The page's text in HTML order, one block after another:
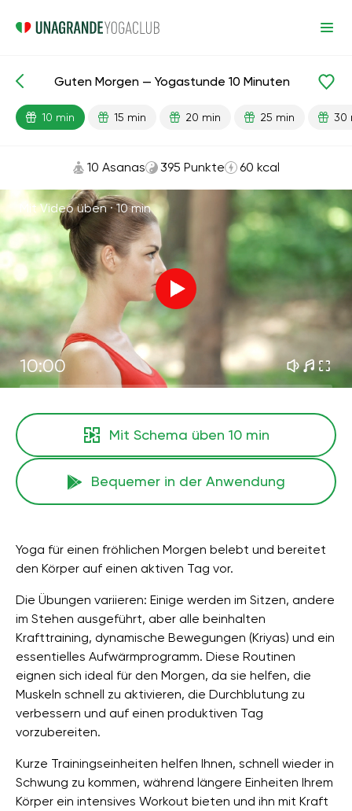
Fertige Lektionen Energie
Guten Morgen — Yogastunde 10 Minuten
10 min 15 min 20 min 25 min 30
10 Asanas 395 Punkte 60 kcal
Mit Video üben ·10 min
10:00
Mit Schema üben 10 min
Bequemer in der Anwendung
Yoga für einen fröhlichen Morgen belebt und bereitet
den Körper auf einen aktiven Tag vor.
Die Übungen variieren: Einige werden im Sitzen, andere
im Stehen ausgeführt, aber alle beinhalten
Krafttraining, dynamische Bewegungen (Kriyas) und ein
essentielles Aufwärmprogramm. Diese Routinen
eignen sich ideal für den Morgen, da sie helfen, die
Muskeln schnell zu aktivieren, die Durchblutung zu
verbessern und auf einen produktiven Tag
vorzubereiten.
Kurze Trainingseinheiten helfen Ihnen, schnell wieder in
Schwung zu kommen, während längere Einheiten Ihrem
Körper ein intensives Workout bieten und ihn mit Kraft